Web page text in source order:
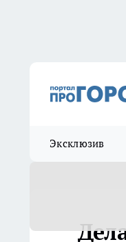
Эксклюзив